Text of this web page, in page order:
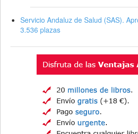
Servicio Andaluz de Salud (SAS).
3.536 plazas